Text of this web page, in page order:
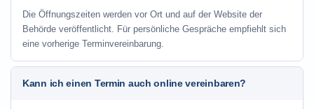
Die Öffnungszeiten werden vor Ort und auf der Website der
Behörde veröffentlicht. Für persönliche Gespräche empfiehlt sich
eine vorherige Terminvereinbarung.
Kann ich einen Termin auch online vereinbaren?